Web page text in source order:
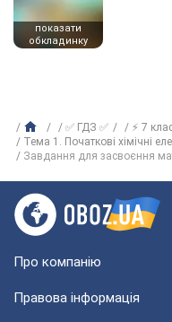
показати
обкладинку
✅ ГДЗ ✅ ⚡ 7
Тема 1. Початкові хімічні
Завдання для засвоєння
Про компанію
Правова інформація